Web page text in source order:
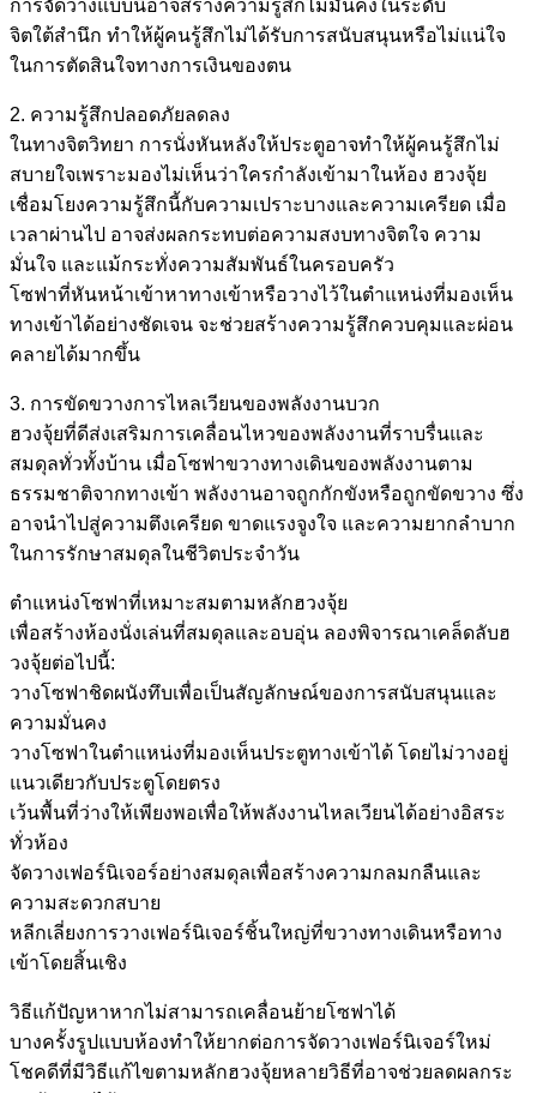
การจัดวางแบบนี้อาจสร้างความรู้สึกไม่มั่นคงในระดับ
จิตใต้สำนึก ทำให้ผู้คนรู้สึกไม่ได้รับการสนับสนุนหรือไม่แน่ใจ
ในการตัดสินใจทางการเงินของตน
2. ความรู้สึกปลอดภัยลดลง
ในทางจิตวิทยา การนั่งหันหลังให้ประตูอาจทำให้ผู้คนรู้สึกไม่
สบายใจเพราะมองไม่เห็นว่าใครกำลังเข้ามาในห้อง ฮวงจุ้ย
เชื่อมโยงความรู้สึกนี้กับความเปราะบางและความเครียด เมื่อ
เวลาผ่านไป อาจส่งผลกระทบต่อความสงบทางจิตใจ ความ
มั่นใจ และแม้กระทั่งความสัมพันธ์ในครอบครัว
โซฟาที่หันหน้าเข้าหาทางเข้าหรือวางไว้ในตำแหน่งที่มองเห็น
ทางเข้าได้อย่างชัดเจน จะช่วยสร้างความรู้สึกควบคุมและผ่อน
คลายได้มากขึ้น
3. การขัดขวางการไหลเวียนของพลังงานบวก
ฮวงจุ้ยที่ดีส่งเสริมการเคลื่อนไหวของพลังงานที่ราบรื่นและ
สมดุลทั่วทั้งบ้าน เมื่อโซฟาขวางทางเดินของพลังงานตาม
ธรรมชาติจากทางเข้า พลังงานอาจถูกกักขังหรือถูกขัดขวาง ซึ่ง
อาจนำไปสู่ความตึงเครียด ขาดแรงจูงใจ และความยากลำบาก
ในการรักษาสมดุลในชีวิตประจำวัน
ตำแหน่งโซฟาที่เหมาะสมตามหลักฮวงจุ้ย
เพื่อสร้างห้องนั่งเล่นที่สมดุลและอบอุ่น ลองพิจารณาเคล็ดลับฮ
วงจุ้ยต่อไปนี้:
วางโซฟาชิดผนังทึบเพื่อเป็นสัญลักษณ์ของการสนับสนุนและ
ความมั่นคง
วางโซฟาในตำแหน่งที่มองเห็นประตูทางเข้าได้ โดยไม่วางอยู่
แนวเดียวกับประตูโดยตรง
เว้นพื้นที่ว่างให้เพียงพอเพื่อให้พลังงานไหลเวียนได้อย่างอิสระ
ทั่วห้อง
จัดวางเฟอร์นิเจอร์อย่างสมดุลเพื่อสร้างความกลมกลืนและ
ความสะดวกสบาย
หลีกเลี่ยงการวางเฟอร์นิเจอร์ชิ้นใหญ่ที่ขวางทางเดินหรือทาง
เข้าโดยสิ้นเชิง
วิธีแก้ปัญหาหากไม่สามารถเคลื่อนย้ายโซฟาได้
บางครั้งรูปแบบห้องทำให้ยากต่อการจัดวางเฟอร์นิเจอร์ใหม่
โชคดีที่มีวิธีแก้ไขตามหลักฮวงจุ้ยหลายวิธีที่อาจช่วยลดผลกระ